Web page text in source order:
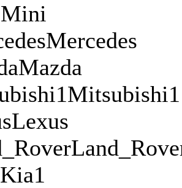
Mini
Mercedes
Mazda
Mitsubishi1
Lexus
Kia1